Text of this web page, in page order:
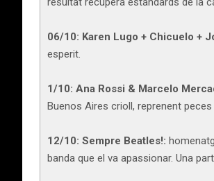
06/10: Karen Lugo + Chicuelo +
esperit.
1/10: Ana Rossi & Marcelo
Buenos Aires crioll, reprenent
12/10: Sempre Beatles!:
banda que el va apassionar. Una